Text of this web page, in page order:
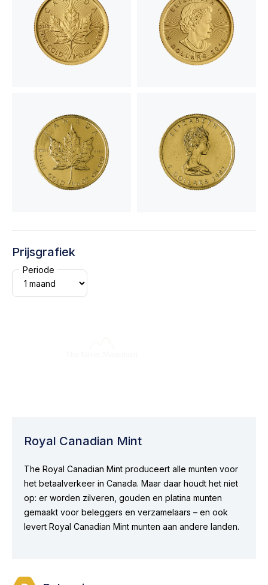
Prijsgrafiek
Periode
Royal Canadian Mint
The Royal Canadian Mint produceert alle munten voor
het betaalverkeer in Canada. Maar daar houdt het niet
op: er worden zilveren, gouden en platina munten
gemaakt voor beleggers en verzamelaars – en ook
levert Royal Canadian Mint munten aan andere landen.